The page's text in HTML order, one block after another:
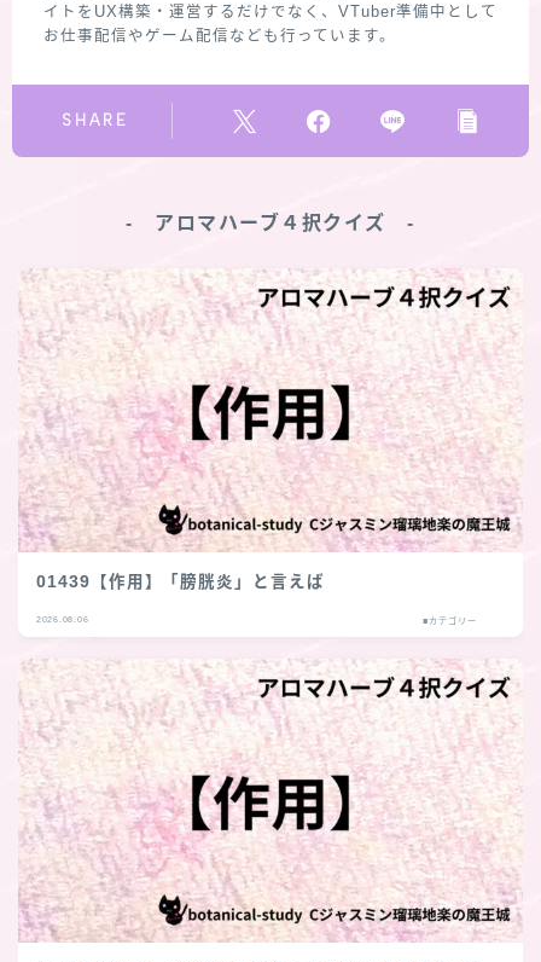
イトをUX構築・運営するだけでなく、VTuber準備中として
お仕事配信やゲーム配信なども行っています。
SHARE
‐ アロマハーブ４択クイズ ‐
01439【作用】「膀胱炎」と言えば
2026.08.06 ■カテゴリー